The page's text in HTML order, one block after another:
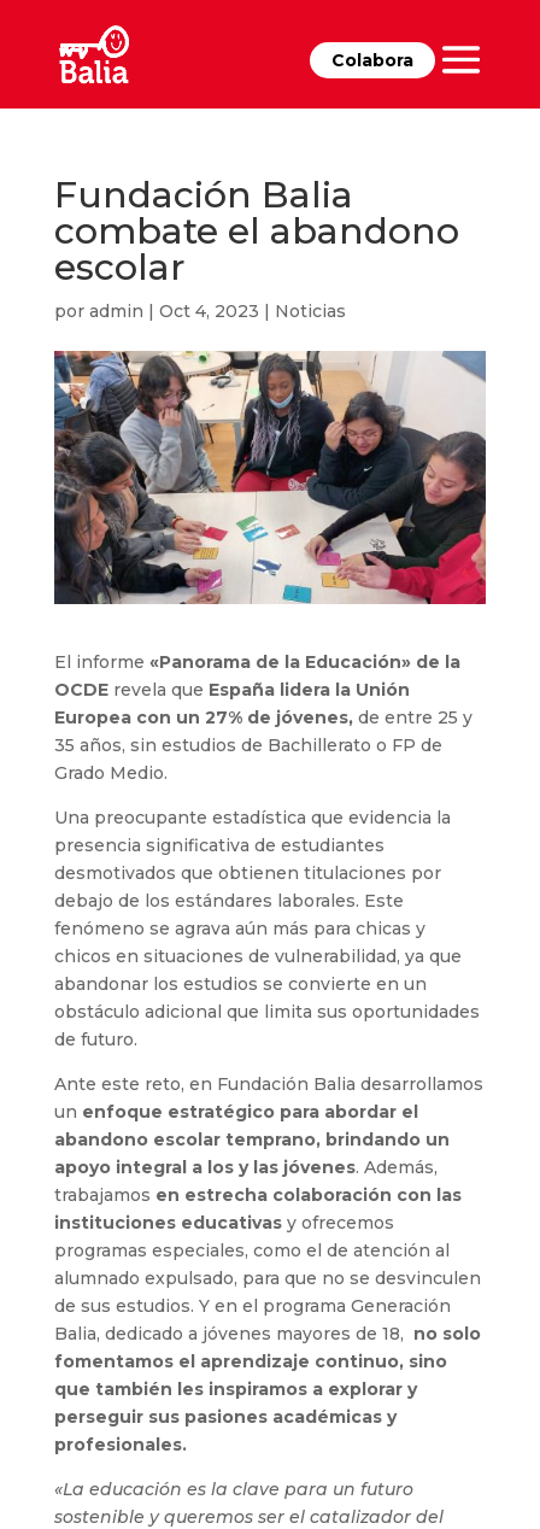
Colabora
Fundación Balia
combate el abandono
escolar
por admin | Oct 4, 2023 | Noticias
El informe «Panorama de la Educación» de la
OCDErevela que España lidera la Unión
Europea con un 27% de jóvenes,de entre 25 y
35 años, sin estudios de Bachillerato o FP de
Grado Medio.
Una preocupante estadística que evidencia la
presencia significativa de estudiantes
desmotivados que obtienen titulaciones por
debajo de los estándares laborales. Este
fenómeno se agrava aún más para chicas y
chicos en situaciones de vulnerabilidad, ya que
abandonar los estudios se convierte en un
obstáculo adicional que limita sus oportunidades
de futuro.
Ante este reto, en Fundación Balia desarrollamos
un enfoque estratégico para abordar el
abandono escolar temprano, brindando un
apoyo integral a los y las jóvenes. Además,
trabajamos en estrecha colaboración con las
instituciones educativasy ofrecemos
programas especiales, como el de atención al
alumnado expulsado, para que no se desvinculen
de sus estudios. Y en el programa Generación
Balia, dedicado a jóvenes mayores de 18, no solo
fomentamos el aprendizaje continuo, sino
que también les inspiramos a explorar y
perseguir sus pasiones académicas y
profesionales.
«La educación es la clave para un futuro
sostenible y queremos ser el catalizador del